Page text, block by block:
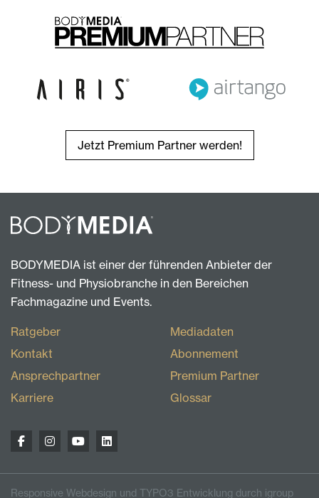
Jetzt Premium Partner werden!
BODYMEDIA ist einer der führenden Anbieter der
Fitness- und Physiobranche in den Bereichen
Fachmagazine und Events.
Ratgeber
Kontakt
Ansprechpartner
Karriere
Mediadaten
Abonnement
Premium Partner
Glossar
Responsive Webdesign und TYPO3 Entwicklung durch igroup